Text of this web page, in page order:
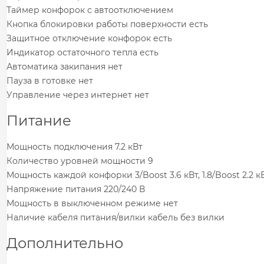
Таймер конфорок с автоотключением
Кнопка блокировки работы поверхности есть
Защитное отключение конфорок есть
Индикатор остаточного тепла есть
Автоматика закипания нет
Пауза в готовке нет
Управление через интернет нет
Питание
Мощность подключения 7.2 кВт
Количество уровней мощности 9
Мощность каждой конфорки 3/Boost 3.6 кВт, 1.8/Boost 2.2
Напряжение питания 220/240 В
Мощность в выключенном режиме нет
Наличие кабеля питания/вилки кабель без вилки
Дополнительно